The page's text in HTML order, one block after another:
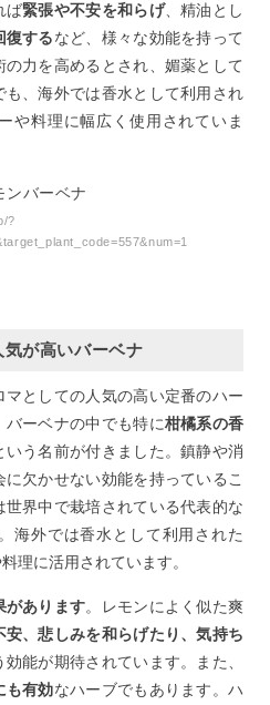
ば緊張や不安を和らげ、精油とし
復するなど、様々な効能を持って
力を高めるとされ、媚薬として
、海外では香水として利用され
や料理に幅広く使用されていま
?
が高いバーベナ
としての人気の高い定番のハー
ーベナの中でも特に柑橘系の香
いう名前が付きました。鎮静や消
欠かせない効能を持っているこ
界中で栽培されている代表的な
海外では香水として利用された
理に活用されています。
があります。レモンによく似た爽
安、悲しみを和らげたり、気持ち
効能が期待されています。また、
も有効なハーブでもあります。ハ